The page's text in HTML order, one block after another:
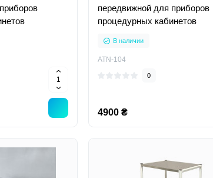
передвижной для приборов
процедурных кабинетов
В наличии
ATN-104
0
4900 ₴